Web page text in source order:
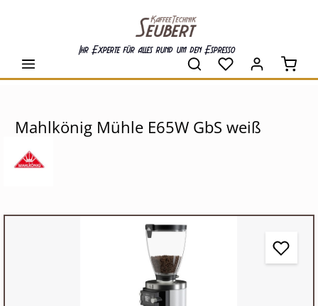
Ihr Experte für alles rund um den Espresso
Mahlkönig Mühle E65W GbS weiß